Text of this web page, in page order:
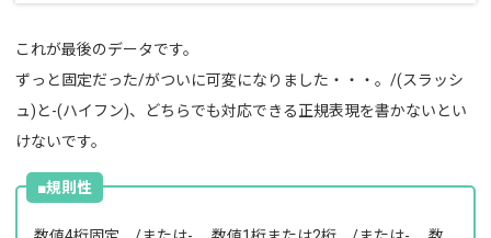
これが最後のデータです。
ずっと固定だった/がついに可変になりました・・・。/(スラッシ
ュ)と-(ハイフン)、どちらでも対応できる正規表現を書かないとい
けないです。
■規則性